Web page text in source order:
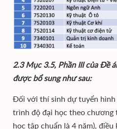
2.3 Mục 3.5, Phần III của Đề
được bổ sung như sau:
Đối với thí sinh dự tuyển
trình độ đại học theo chương
học tập chuẩn là 4 năm),